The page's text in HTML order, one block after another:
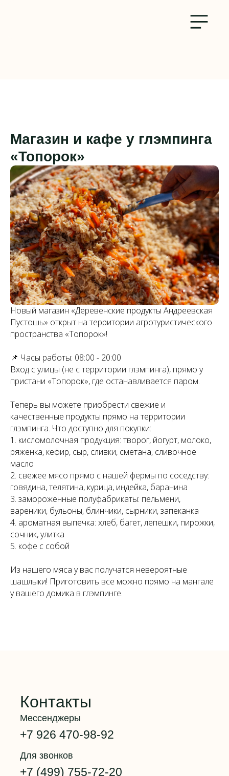
Магазин и кафе у глэмпинга
«Топорок»
Новый магазин «Деревенские продукты Андреевская
Пустошь» открыт на территории агротуристического
пространства «Топорок»!
📌 Часы работы: 08:00 - 20:00
Вход с улицы (не с территории глэмпинга), прямо у
пристани «Топорок», где останавливается паром.
Теперь вы можете приобрести свежие и
качественные продукты прямо на территории
глэмпинга. Что доступно для покупки:
1. кисломолочная продукция: творог, йогурт, молоко,
ряженка, кефир, сыр, сливки, сметана, сливочное
масло
2. свежее мясо прямо с нашей фермы по соседству:
говядина, телятина, курица, индейка, баранина
3. замороженные полуфабрикаты: пельмени,
вареники, бульоны, блинчики, сырники, запеканка
4. ароматная выпечка: хлеб, багет, лепешки, пирожки,
сочник, улитка
5. кофе с собой
Из нашего мяса у вас получатся невероятные
шашлыки! Приготовить все можно прямо на мангале
у вашего домика в глэмпинге.
Контакты
+7 926 470-98-92
+7 (499) 755-72-20
Для звонков
Мессенджеры